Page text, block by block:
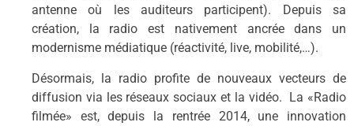
antenne où les auditeurs participent). Depuis sa
création, la radio est nativement ancrée dans un
modernisme médiatique (réactivité, live, mobilité,…).
Désormais, la radio profite de nouveaux vecteurs de
diffusion via les réseaux sociaux et la vidéo. La «Radio
filmée» est, depuis la rentrée 2014, une innovation